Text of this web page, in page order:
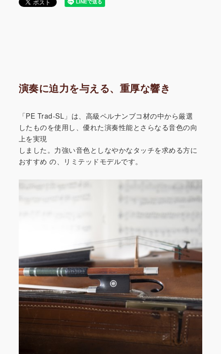
演奏に迫力を与える、重厚な響き
「PE Trad-SL」は、高級ペルナンブコ材の中から厳選
したものを使用し、優れた演奏性能とさらなる音色の向
上を実現
しました。力強い音色としなやかなタッチを求める方に
おすすめ の、リミテッドモデルです。